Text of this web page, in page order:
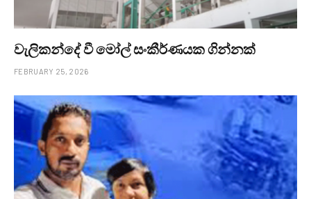
වැලිකන්දේ වී මෝල් සංකීර්ණයක ගින්නක්
FEBRUARY 25, 2026